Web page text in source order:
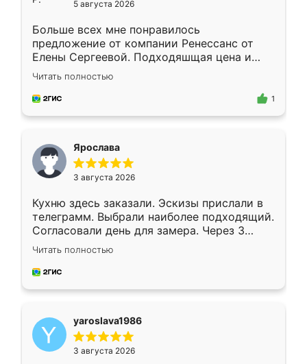
5 августа 2026
Больше всех мне понравилось
предложение от компании Ренессанс от
Елены Сергеевой. Подходяшщая цена и
короткие сроки изготовления. Приехавший
для замера сотрудник Владислав
предложил по моему эскизу самый
Читать полностью
1
Ярослава
3 августа 2026
Кухню здесь заказали. Эскизы прислали в
телеграмм. Выбрали наиболее подходящий.
Согласовали день для замера. Через 3
недели кухня была уже готова. Остались
довольны работой. Спасибо Ренессанс
мебель за качественную работу!
Читать полностью
yaroslava1986
3 августа 2026